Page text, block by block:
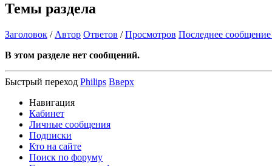
Темы раздела
Заголовок / Автор Ответов /Просмотров Последнее сообщение
В этом разделе нет сообщений.
Быстрый переход Philips Вверх
Навигация
Кабинет
Личные сообщения
Подписки
Кто на сайте
Поиск по форуму